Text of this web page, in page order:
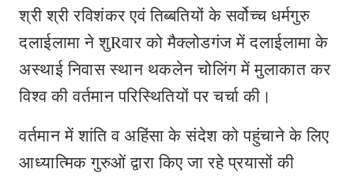
श्री श्री रविशंकर एवं तिब्बतियों के सर्वोच्च धर्मगुरु
दलाईलामा ने शुRवार को मैक्लोडगंज में दलाईलामा के
अस्थाई निवास स्थान थकलेन चोलिंग में मुलाकात कर
विश्व की वर्तमान परिस्थितियों पर चर्चा की।
वर्तमान में शांति व अहिंसा के संदेश को पहुंचाने के लिए
आध्यात्मिक गुरुओं द्वारा किए जा रहे प्रयासों की